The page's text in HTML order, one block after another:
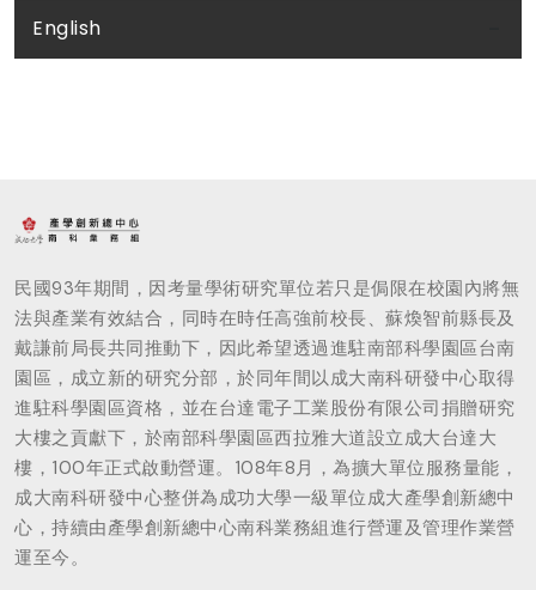
English
民國93年期間，因考量學術研究單位若只是侷限在校園內將無
法與產業有效結合，同時在時任高強前校長、蘇煥智前縣長及
戴謙前局長共同推動下，因此希望透過進駐南部科學園區台南
園區，成立新的研究分部，於同年間以成大南科研發中心取得
進駐科學園區資格，並在台達電子工業股份有限公司捐贈研究
大樓之貢獻下，於南部科學園區西拉雅大道設立成大台達大
樓，100年正式啟動營運。108年8月，為擴大單位服務量能，
成大南科研發中心整併為成功大學一級單位成大產學創新總中
心，持續由產學創新總中心南科業務組進行營運及管理作業營
運至今。